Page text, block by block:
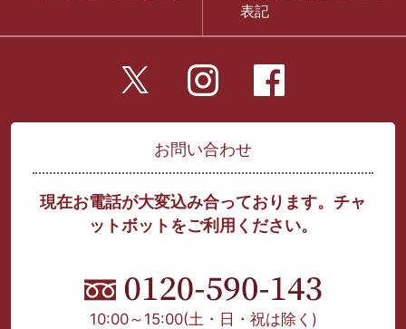
表記
お問い合わせ
現在お電話が大変込み合っております。チャ
ットボットをご利用ください。
10:00～15:00(土・日・祝は除く)